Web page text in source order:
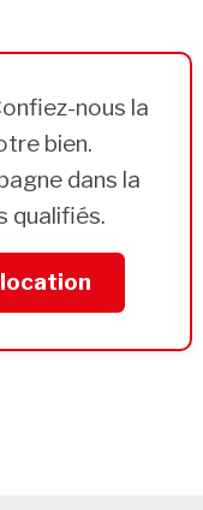
nous la
bien.
dans la
qualifiés.